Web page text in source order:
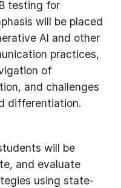
testing for
will be placed
AI and other
practices,
of
and challenges
differentiation.
will be
and evaluate
using state-